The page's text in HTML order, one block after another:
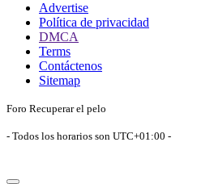
Advertise
Política de privacidad
DMCA
Terms
Contáctenos
Sitemap
Foro Recuperar el pelo
- Todos los horarios son UTC+01:00 -